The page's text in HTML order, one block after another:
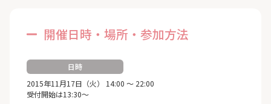
開催日時・場所・参加方法
日時
2015年11月17日（火） 14:00 ～ 22:00
受付開始は13:30～